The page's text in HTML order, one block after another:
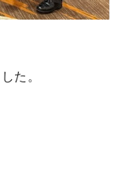
た。